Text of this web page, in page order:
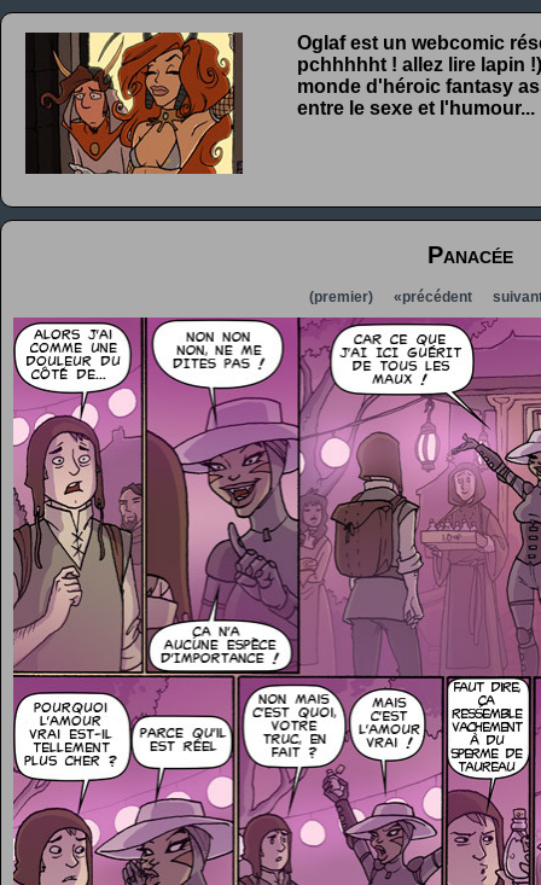
Oglaf est un webcomic
pchhhhht ! allez lire lapin
monde d'héroic fantasy
entre le sexe et l'humour...
Panacée
(premier) «précédent